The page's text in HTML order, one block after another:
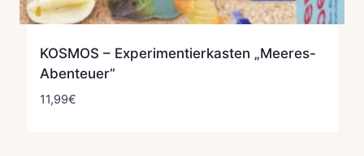
KOSMOS – Experimentierkasten „Meeres-
Abenteuer“
11,99€